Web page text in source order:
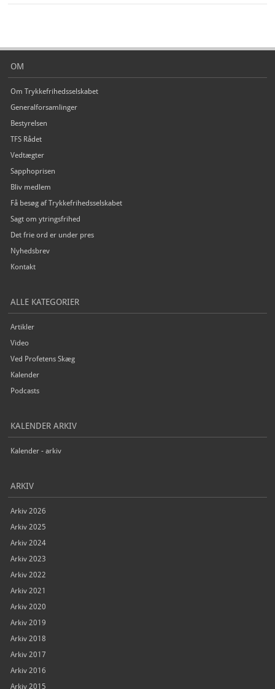
OM
Om Trykkefrihedsselskabet
Generalforsamlinger
Bestyrelsen
TFS Rådet
Vedtægter
Sapphoprisen
Bliv medlem
Få besøg af Trykkefrihedsselskabet
Sagt om ytringsfrihed
Det frie ord er under pres
Nyhedsbrev
Kontakt
ALLE KATEGORIER
Artikler
Video
Ved Profetens Skæg
Kalender
Podcasts
KALENDER ARKIV
Kalender - arkiv
ARKIV
Arkiv 2026
Arkiv 2025
Arkiv 2024
Arkiv 2023
Arkiv 2022
Arkiv 2021
Arkiv 2020
Arkiv 2019
Arkiv 2018
Arkiv 2017
Arkiv 2016
Arkiv 2015